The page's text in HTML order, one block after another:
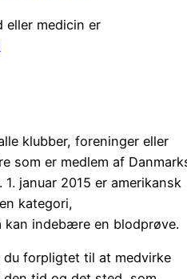
eller medicin er
klubber, foreninger eller
som er medlem af
januar 2015 er amerikansk
kategori,
kan indebære en blodprøve.
du forpligtet til at medvirke